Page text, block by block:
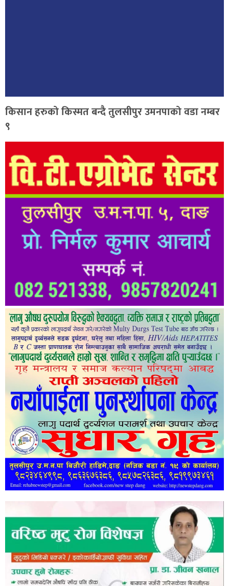
किसान हरुको किस्मत बन्दै तुलसीपुर उमनपाको वडा नम्बर
९